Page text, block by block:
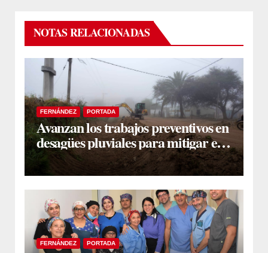
NOTAS RELACIONADAS
FERNÁNDEZ PORTADA
Avanzan los trabajos preventivos en
desagües pluviales para mitigar el
impacto de la temporada de lluvias
FERNÁNDEZ PORTADA